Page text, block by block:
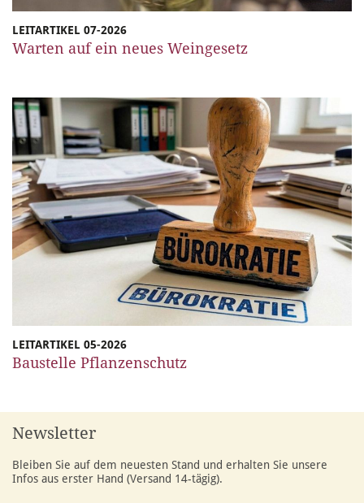
LEITARTIKEL 07-2026
Warten auf ein neues Weingesetz
LEITARTIKEL 05-2026
Baustelle Pflanzenschutz
Newsletter
Bleiben Sie auf dem neuesten Stand und erhalten Sie unsere
Infos aus erster Hand (Versand 14-tägig).